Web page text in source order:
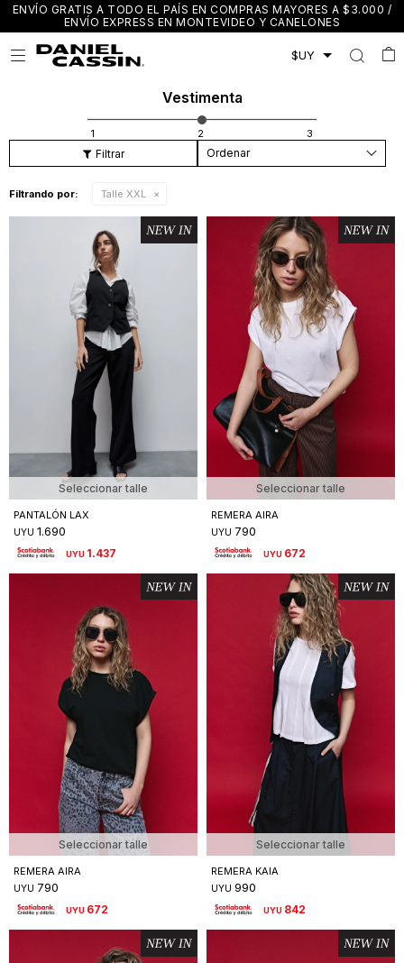
ENVÍO GRATIS A TODO EL PAÍS EN COMPRAS MAYORES A $3.000 /
ENVÍO EXPRESS EN MONTEVIDEO Y CANELONES

Vestimenta
Recomendados
Filtrando por: Talle XXL
Seleccionar talle
PANTALÓN LAX
UYU 1.690
UYU 1.437
Seleccionar talle
REMERA AIRA
UYU 790
UYU 672
Seleccionar talle
REMERA AIRA
UYU 790
UYU 672
Seleccionar talle
REMERA KAIA
UYU 990
UYU 842